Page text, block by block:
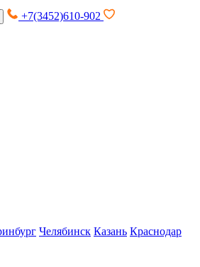
+7(3452)610-902
Челябинск Казань Краснодар